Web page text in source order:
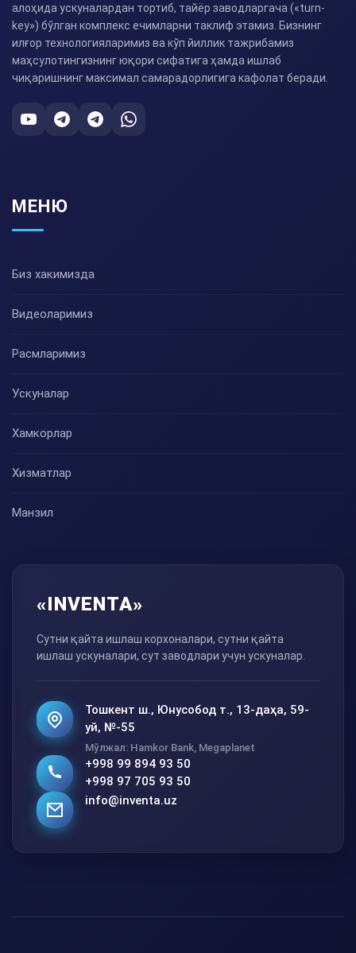
алоҳида ускуналардан тортиб, тайёр заводларгача («turn-
key») бўлган комплекс ечимларни таклиф этамиз. Бизнинг
илғор технологияларимиз ва кўп йиллик тажрибамиз
маҳсулотингизнинг юқори сифатига ҳамда ишлаб
чиқаришнинг максимал самарадорлигига кафолат беради.
МЕНЮ
Биз хакимизда
Видеоларимиз
Расмларимиз
Ускуналар
Хамкорлар
Хизматлар
Манзил
«INVENTA»
Сутни қайта ишлаш корхоналари, сутни қайта
ишлаш ускуналари, сут заводлари учун ускуналар.
Тошкент ш., Юнусобод т., 13-даҳа, 59-
уй, №-55
Мўлжал: Hamkor Bank, Megaplanet
+998 99 894 93 50
+998 97 705 93 50
info@inventa.uz